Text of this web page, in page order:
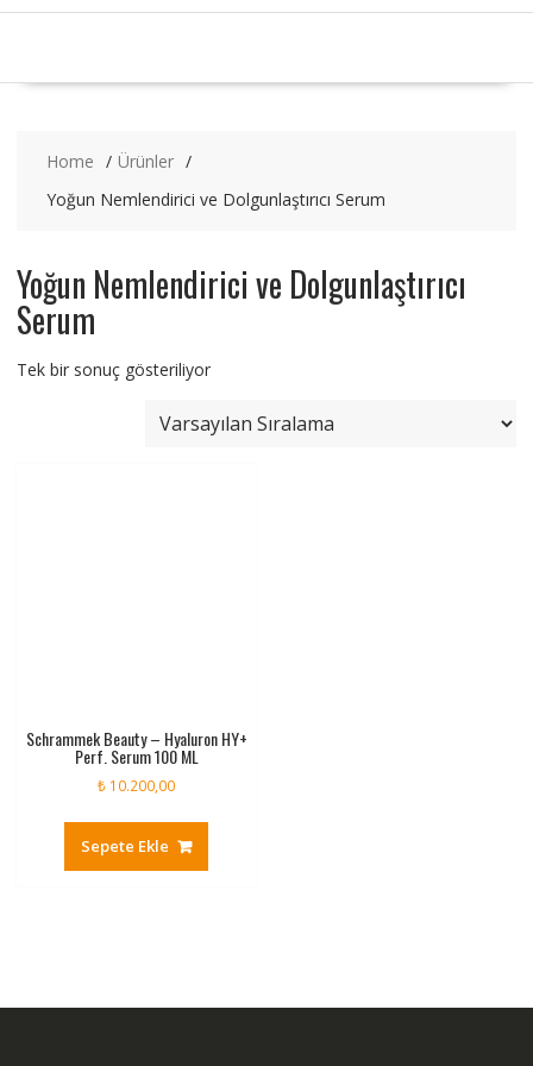
Home
Ürünler
Yoğun Nemlendirici ve Dolgunlaştırıcı Serum
Yoğun Nemlendirici ve Dolgunlaştırıcı
Serum
Tek bir sonuç gösteriliyor
Schrammek Beauty – Hyaluron HY+
Perf. Serum 100 ML
₺ 10.200,00
Sepete Ekle